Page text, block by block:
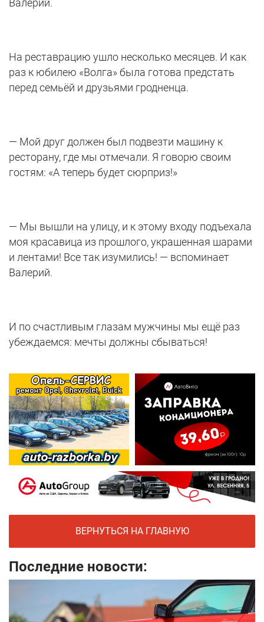
Валерий.
На реставрацию ушло несколько месяцев. И как
раз к юбилею «Волга» была готова предстать
перед семьёй и друзьями гродненца.
— Мой друг должен был подвезти машину к
ресторану, где мы отмечали. Я говорю своим
гостям: «А теперь будет сюрприз!»
— Мы вышли на улицу, и к этому входу подъехала
моя красавица из прошлого, украшенная шарами
и лентами! Все так изумились! — вспоминает
Валерий.
И по счастливым глазам мужчины мы ещё раз
убеждаемся: мечты должны сбываться!
ВЕРНУТЬСЯ НА ГЛАВНУЮ
Последние новости: